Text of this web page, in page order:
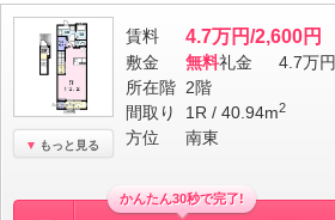
もっと見る
賃料 4.7万円/2,600円
敷金 無料礼金
4.7万円
所在階 2階
間取り
1R / 40.94m2
方位 南東
かんたん30秒で完了!